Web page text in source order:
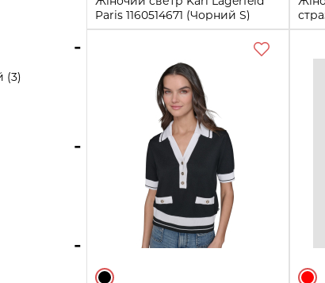
-
(3)
-
-
Paris 1160514671 (Чорний S)
Купити
2X